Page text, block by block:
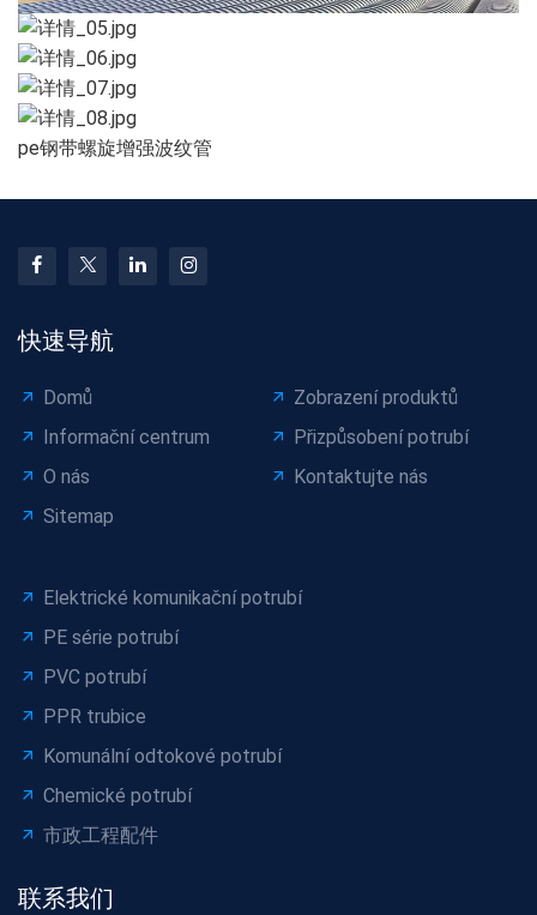
pe钢带螺旋增强波纹管
快速导航
Domů
Zobrazení produktů
Informační centrum
Přizpůsobení potrubí
O nás
Kontaktujte nás
Sitemap
Elektrické komunikační potrubí
PE série potrubí
PVC potrubí
PPR trubice
Komunální odtokové potrubí
Chemické potrubí
市政工程配件
联系我们